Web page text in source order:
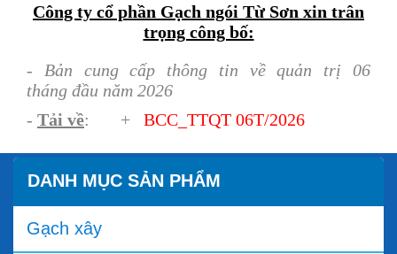
Công ty cổ phần Gạch ngói Từ Sơn xin trân
trọng công bố:
- Bản cung cấp thông tin về quản trị 06
tháng đầu năm 2026
- Tải về: + BCC_TTQT 06T/2026
DANH MỤC SẢN PHẨM
Gạch xây